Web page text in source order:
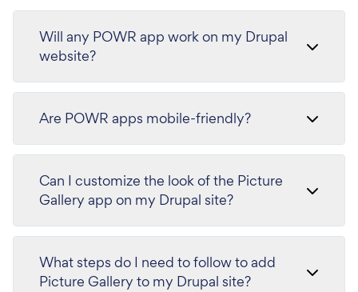
Will any POWR app work on my Drupal
website?
Are POWR apps mobile-friendly?
Can I customize the look of the Picture
Gallery app on my Drupal site?
What steps do I need to follow to add
Picture Gallery to my Drupal site?